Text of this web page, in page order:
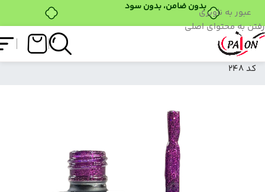
عبور به ناوبری
رفتن به محتوای اصلی
فروشگاه
لاک ژل نرمال پایون
کد 248